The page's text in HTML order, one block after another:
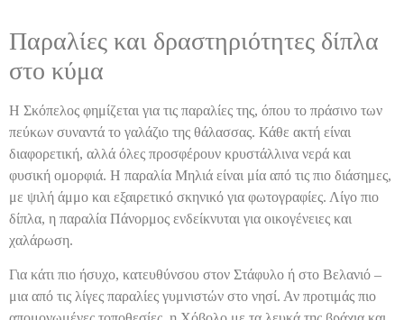
Παραλίες και δραστηριότητες δίπλα
στο κύμα
Η Σκόπελος φημίζεται για τις παραλίες της, όπου το πράσινο των
πεύκων συναντά το γαλάζιο της θάλασσας. Κάθε ακτή είναι
διαφορετική, αλλά όλες προσφέρουν κρυστάλλινα νερά και
φυσική ομορφιά. Η παραλία Μηλιά είναι μία από τις πιο διάσημες,
με ψιλή άμμο και εξαιρετικό σκηνικό για φωτογραφίες. Λίγο πιο
δίπλα, η παραλία Πάνορμος ενδείκνυται για οικογένειες και
χαλάρωση.
Για κάτι πιο ήσυχο, κατευθύνσου στον Στάφυλο ή στο Βελανιό –
μια από τις λίγες παραλίες γυμνιστών στο νησί. Αν προτιμάς πιο